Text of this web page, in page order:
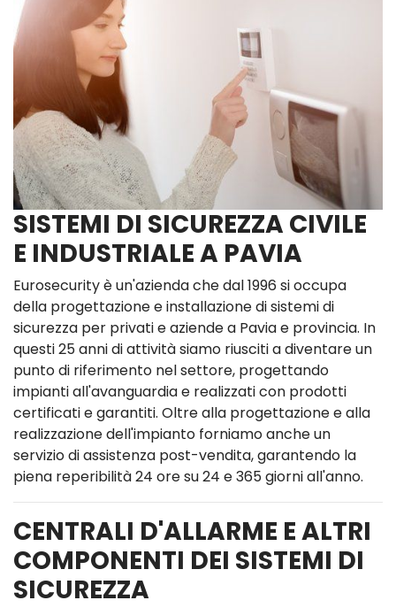
SISTEMI DI SICUREZZA CIVILE
E INDUSTRIALE A PAVIA
Eurosecurity è un'azienda che dal 1996 si occupa
della progettazione e installazione di sistemi di
sicurezza per privati e aziende a Pavia e provincia. In
questi 25 anni di attività siamo riusciti a diventare un
punto di riferimento nel settore, progettando
impianti all'avanguardia e realizzati con prodotti
certificati e garantiti. Oltre alla progettazione e alla
realizzazione dell'impianto forniamo anche un
servizio di assistenza post-vendita, garantendo la
piena reperibilità 24 ore su 24 e 365 giorni all'anno.
CENTRALI D'ALLARME E ALTRI
COMPONENTI DEI SISTEMI DI
SICUREZZA